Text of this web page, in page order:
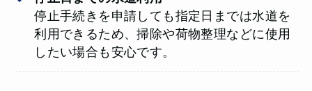
停止手続きを申請しても指定日までは水道を
利用できるため、掃除や荷物整理などに使用
したい場合も安心です。